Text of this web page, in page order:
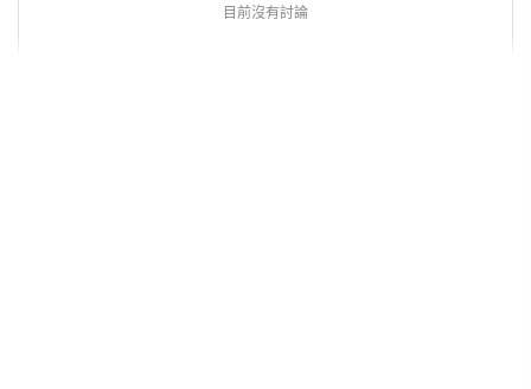
目前沒有討論